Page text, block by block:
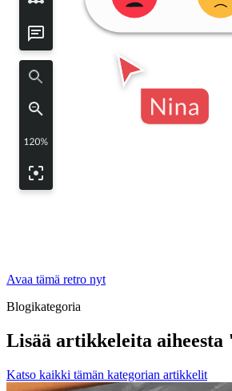
Avaa tämä retro nyt
Blogikategoria
Lisää artikkeleita
Katso kaikki tämän kategorian artikkelit